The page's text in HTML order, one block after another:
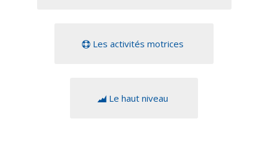
Les activités motrices
Le haut niveau